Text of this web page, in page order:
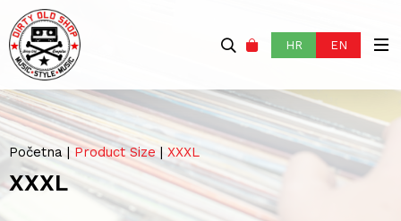
HR EN
Početna| Product Size | XXXL
XXXL